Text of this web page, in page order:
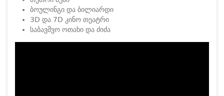
ბოულინგი და ბილიარდი
3D და 7D კინო თეატრი
საბავშვო ოთახი და ძიძა